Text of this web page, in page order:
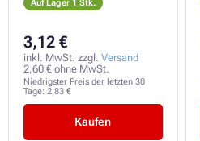
Auf Lager 1 Stk.
3,12 €
inkl. MwSt. zzgl. Versand
2,60 € ohne MwSt.
Niedrigster Preis der letzten 30
Tage: 2,83 €
Kaufen